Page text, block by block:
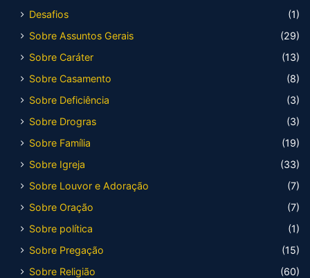
Desafios
(1)
Sobre Assuntos Gerais
(29)
Sobre Caráter
(13)
Sobre Casamento
(8)
Sobre Deficiência
(3)
Sobre Drogras
(3)
Sobre Família
(19)
Sobre Igreja
(33)
Sobre Louvor e Adoração
(7)
Sobre Oração
(7)
Sobre política
(1)
Sobre Pregação
(15)
Sobre Religião
(60)